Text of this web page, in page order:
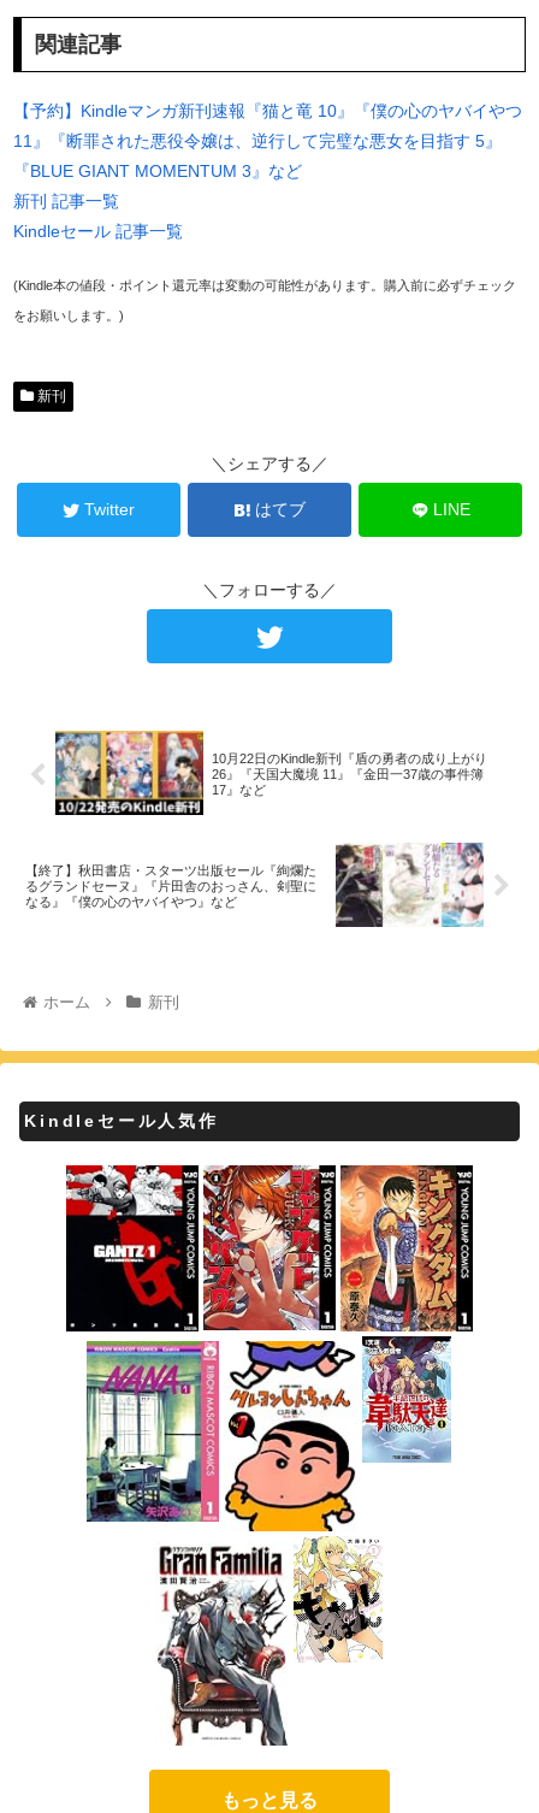
関連記事
【予約】Kindleマンガ新刊速報『猫と竜 10』『僕の心のヤバイやつ
11』『断罪された悪役令嬢は、逆行して完璧な悪女を目指す 5』
『BLUE GIANT MOMENTUM 3』など
新刊 記事一覧
Kindleセール 記事一覧
(Kindle本の値段・ポイント還元率は変動の可能性があります。購入前に必ずチェック
をお願いします。)
新刊
＼シェアする／
Twitter はてブ LINE
＼フォローする／
10月22日のKindle新刊『盾の勇者の成り上がり
26』『天国大魔境 11』『金田一37歳の事件簿
17』など
【終了】秋田書店・スターツ出版セール『絢爛た
るグランドセーヌ』『片田舎のおっさん、剣聖に
なる』『僕の心のヤバイやつ』など
ホーム 新刊
Kindleセール人気作
もっと見る